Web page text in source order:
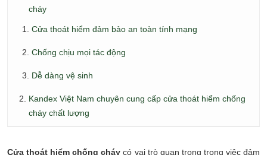
cháy
Cửa thoát hiểm đảm bảo an toàn tính mạng
Chống chịu mọi tác động
Dễ dàng vệ sinh
Kandex Việt Nam chuyên cung cấp cửa thoát hiểm chống
cháy chất lượng
Cửa thoát hiểm chống cháy có vai trò quan trọng trong việc đảm